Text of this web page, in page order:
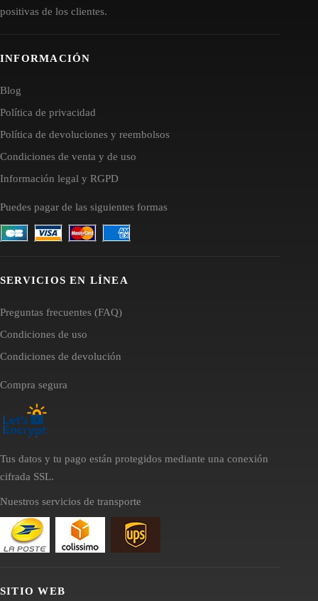
positivas de los clientes.
INFORMACIÓN
Blog
Política de privacidad
Política de devoluciones y reembolsos
Condiciones de venta y de uso
Información legal y RGPD
Puedes pagar de las siguientes formas
SERVICIOS EN LÍNEA
Preguntas frecuentes (FAQ)
Condiciones de uso
Condiciones de devolución
Compra segura
Tus datos y tu pago están protegidos mediante una conexión
cifrada SSL.
Nuestros servicios de transporte
SITIO WEB